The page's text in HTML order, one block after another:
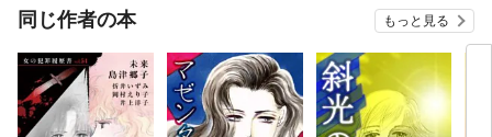
同じ作者の本 もっと見る